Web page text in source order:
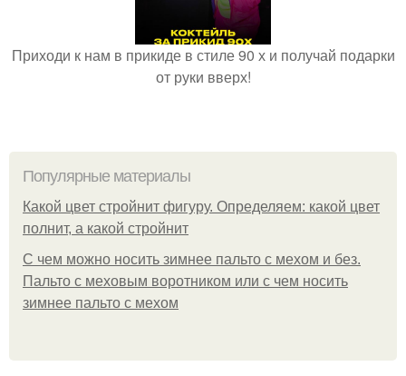
Приходи к нам в прикиде в стиле 90 х и получай подарки
от руки вверх!
Популярные материалы
Какой цвет стройнит фигуру. Определяем: какой цвет
полнит, а какой стройнит
C чем можно носить зимнее пальто с мехом и без.
Пальто с меховым воротником или с чем носить
зимнее пальто с мехом